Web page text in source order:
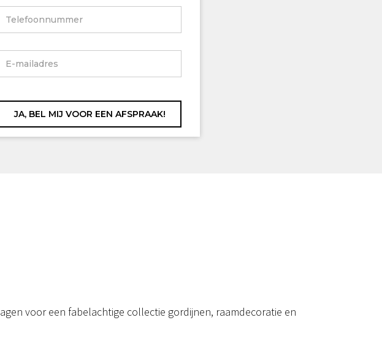
voor een fabelachtige collectie gordijnen, raamdecoratie en